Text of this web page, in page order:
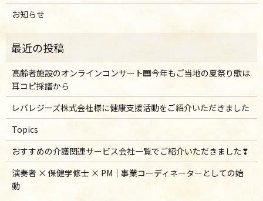
お知らせ
高齢者施設のオンラインコンサート🎹今年もご当地の夏祭り歌は
耳コピ採譜から
レバレジーズ株式会社様に健康支援活動をご紹介いただきました
Topics
おすすめの介護関連サービス会社一覧でご紹介いただきました❣
演奏者 × 保健学修士 × PM｜事業コーディネーターとしての始
動